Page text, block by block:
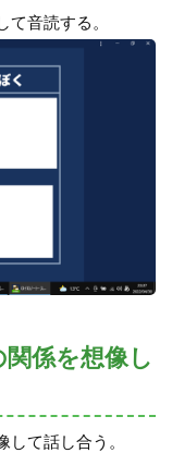
音読する。
関係を想像し
て話し合う。